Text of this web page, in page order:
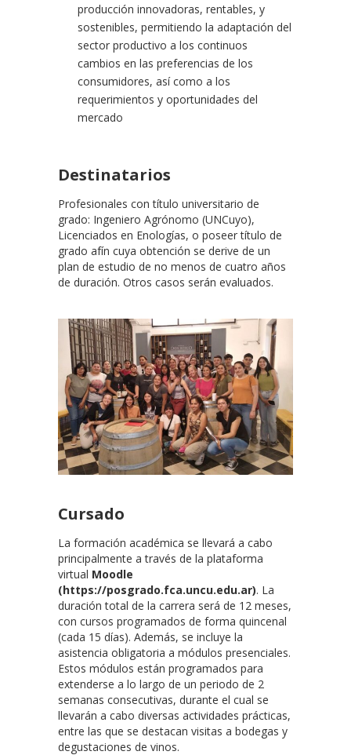
producción innovadoras, rentables, y
sostenibles, permitiendo la adaptación del
sector productivo a los continuos
cambios en las preferencias de los
consumidores, así como a los
requerimientos y oportunidades del
mercado
Destinatarios
Profesionales con título universitario de
grado: Ingeniero Agrónomo (UNCuyo),
Licenciados en Enologías, o poseer título de
grado afín cuya obtención se derive de un
plan de estudio de no menos de cuatro años
de duración. Otros casos serán evaluados.
Cursado
La formación académica se llevará a cabo
principalmente a través de la plataforma
virtual Moodle
(https://posgrado.fca.uncu.edu.ar). La
duración total de la carrera será de 12 meses,
con cursos programados de forma quincenal
(cada 15 días). Además, se incluye la
asistencia obligatoria a módulos presenciales.
Estos módulos están programados para
extenderse a lo largo de un periodo de 2
semanas consecutivas, durante el cual se
llevarán a cabo diversas actividades prácticas,
entre las que se destacan visitas a bodegas y
degustaciones de vinos.